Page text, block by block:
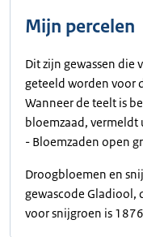
Mijn percelen
Dit zijn gewassen
geteeld worden voor
Wanneer de teelt is
bloemzaad, vermeldt
- Bloemzaden open
Droogbloemen en
gewascode Gladiool,
voor snijgroen is